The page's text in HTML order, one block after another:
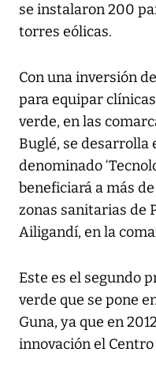
se instalaron 200
torres eólicas.
Con una inversión
para equipar
verde, en las
Buglé, se
denominado
beneficiará a más
zonas sanitarias de
Ailigandí, en la
Este es el segundo
verde que se pone
Guna, ya que en
innovación el